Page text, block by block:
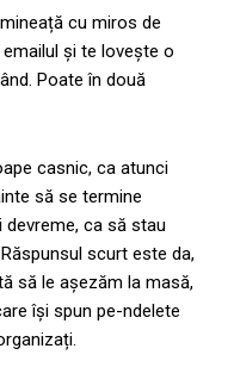
cu miros de
și te lovește o
Poate în două
casnic, ca atunci
să se termine
ca să stau
scurt este da,
să le așezăm la masă,
își spun pe-ndelete